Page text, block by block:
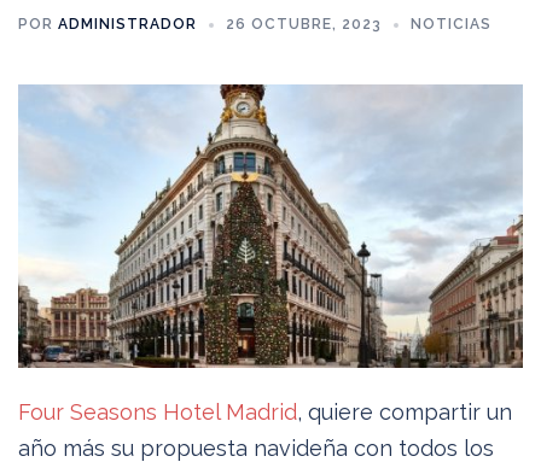
POR ADMINISTRADOR 26 OCTUBRE, 2023 NOTICIAS
Four Seasons Hotel Madrid, quiere compartir un
año más su propuesta navideña con todos los